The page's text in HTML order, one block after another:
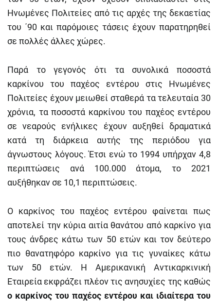
Ηνωμένες Πολιτείες από τις αρχές της δεκαετίας
του ΄90 και παρόμοιες τάσεις έχουν παρατηρηθεί
σε πολλές άλλες χώρες.
Παρά το γεγονός ότι τα συνολικά ποσοστά
καρκίνου του παχέος εντέρου στις Ηνωμένες
Πολιτείες έχουν μειωθεί σταθερά τα τελευταία 30
χρόνια, τα ποσοστά καρκίνου του παχέος εντέρου
σε νεαρούς ενήλικες έχουν αυξηθεί δραματικά
κατά τη διάρκεια αυτής της περιόδου για
άγνωστους λόγους. Έτσι ενώ το 1994 υπήρχαν 4,8
περιπτώσεις ανά 100.000 άτομα, το 2021
αυξήθηκαν σε 10,1 περιπτώσεις.
Ο καρκίνος του παχέος εντέρου φαίνεται πως
αποτελεί την κύρια αιτία θανάτου από καρκίνο για
τους άνδρες κάτω των 50 ετών και τον δεύτερο
πιο θανατηφόρο καρκίνο για τις γυναίκες κάτω
των 50 ετών. Η Αμερικανική Αντικαρκινική
Εταιρεία εκφράζει πλέον τις ανησυχίες της καθώς
ο καρκίνος του παχέος εντέρου και ιδιαίτερα του